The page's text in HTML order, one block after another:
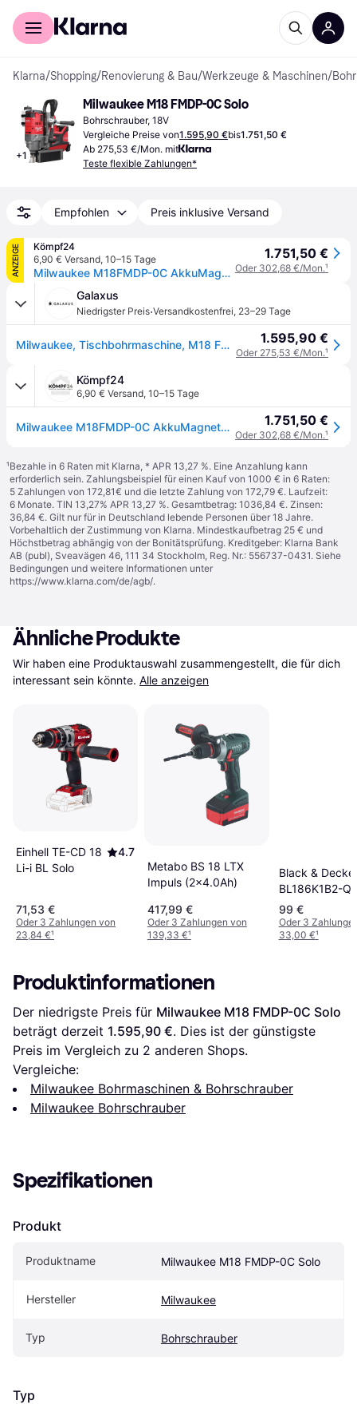
Für Shopper
Klarna/Shopping/Renovierung & Bau/Werkzeuge & Maschinen/
+1
Milwaukee M18 FMDP-0C Solo
Bohrschrauber, 18V
Vergleiche Preise von1.595,90 €bis1.751,50 €
Ab 275,53 €/Mon. mit
Teste flexible Zahlungen*
Empfohlen Preis inklusive Versand
ANZEIGE
Kömpf24
6,90 € Versand, 10–15 Tage
Milwaukee M18FMDP-0C AkkuMagnetkernbohreinheit 4933451636
1.751,50 €
Oder 302,68 €/Mon.¹
Galaxus
Niedrigster Preis·Versandkostenfrei, 23–29 Tage
Milwaukee, Tischbohrmaschine, M18 FMDP-0C Standbohrmaschine Ohne Schlüssel 1.595,90 €
Oder 275,53 €/Mon.¹
Kömpf24
6,90 € Versand, 10–15 Tage
Milwaukee M18FMDP-0C AkkuMagnetkernbohreinheit 4933451636 1.751,50 €
Oder 302,68 €/Mon.¹
¹Bezahle in 6 Raten mit Klarna, * APR 13,27 %. Eine Anzahlung kann
erforderlich sein. Zahlungsbeispiel für einen Kauf von 1000 € in 6 Raten:
5 Zahlungen von 172,81€ und die letzte Zahlung von 172,79 €. Laufzeit:
6 Monate. TIN 13,27% APR 13,27 %. Gesamtbetrag: 1036,84 €. Zinsen:
36,84 €. Gilt nur für in Deutschland lebende Personen über 18 Jahre.
Vorbehaltlich der Zustimmung von Klarna. Mindestkaufbetrag 25 € und
Höchstbetrag abhängig von der Bonitätsprüfung. Kreditgeber: Klarna Bank
AB (publ), Sveavägen 46, 111 34 Stockholm, Reg. Nr.: 556737-0431. Siehe
Bedingungen und weitere Informationen unter
https://www.klarna.com/de/agb/.
Ähnliche Produkte
Wir haben eine Produktauswahl zusammengestellt, die für dich
interessant sein könnte. Alle anzeigen
Einhell TE-CD 18
Li-i BL Solo
4.7
71,53 €
Oder 3 Zahlungen von
23,84 €¹
Metabo BS 18 LTX
Impuls (2x4.0Ah)
417,99 €
Oder 3 Zahlungen von
139,33 €¹
Black &
BL186K1B2-
(2x1.5Ah)
99 €
Oder 3
33,00 €¹
Produktinformationen
Der niedrigste Preis für Milwaukee M18 FMDP-0C Solo
beträgt derzeit 1.595,90 €. Dies ist der günstigste
Preis im Vergleich zu 2 anderen Shops.
Vergleiche:
Milwaukee Bohrmaschinen & Bohrschrauber
Milwaukee Bohrschrauber
Spezifikationen
Produkt
Produktname Milwaukee M18 FMDP-0C Solo
Hersteller Milwaukee
Typ Bohrschrauber
Typ